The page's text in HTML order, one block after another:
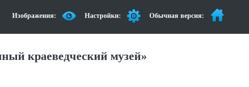
Изображения: Настройки: Обычная версия:
краеведческий музей»